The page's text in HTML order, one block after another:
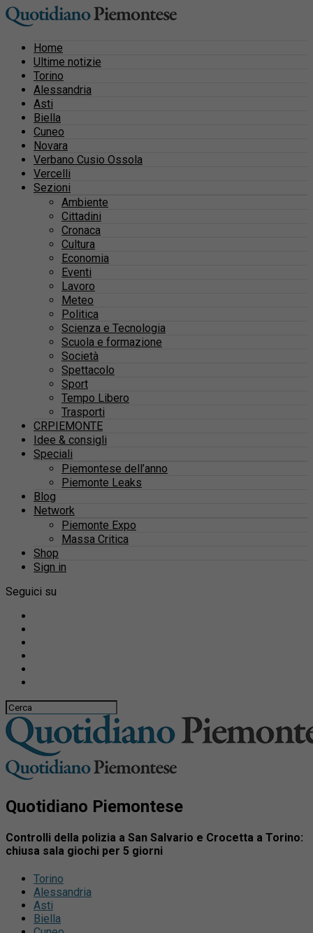
Home
Ultime notizie
Torino
Alessandria
Asti
Biella
Cuneo
Novara
Verbano Cusio Ossola
Vercelli
Sezioni
Ambiente
Cittadini
Cronaca
Cultura
Economia
Eventi
Lavoro
Meteo
Politica
Scienza e Tecnologia
Scuola e formazione
Società
Spettacolo
Sport
Tempo Libero
Trasporti
CRPIEMONTE
Idee & consigli
Speciali
Piemontese dell’anno
Piemonte Leaks
Blog
Network
Piemonte Expo
Massa Critica
Shop
Sign in
Seguici su
Quotidiano Piemontese
Controlli della polizia a San Salvario e Crocetta a Torino:
chiusa sala giochi per 5 giorni
Torino
Alessandria
Asti
Biella